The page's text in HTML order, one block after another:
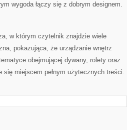
wygoda łączy się z dobrym designem.
w którym czytelnik znajdzie wiele
pokazująca, że urządzanie wnętrz
obejmującej dywany, rolety oraz
się miejscem pełnym użytecznych treści.